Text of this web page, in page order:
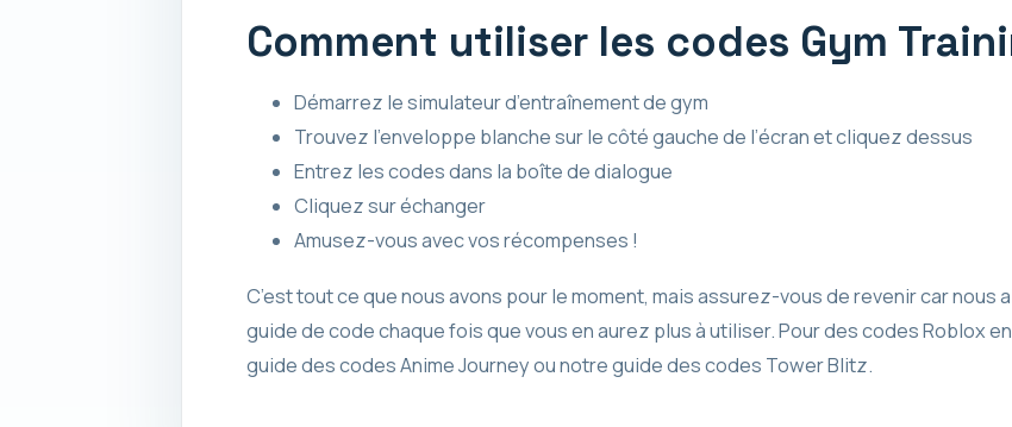
Comment utiliser les codes Gym
Démarrez le simulateur d’entraînement de gym
Trouvez l’enveloppe blanche sur le côté gauche de l’écran et cliquez dessus
Entrez les codes dans la boîte de dialogue
Cliquez sur échanger
Amusez-vous avec vos récompenses !
C’est tout ce que nous avons pour le moment, mais assurez-vous de revenir car
guide de code chaque fois que vous en aurez plus à utiliser. Pour des codes Roblox
guide des codes Anime Journey ou notre guide des codes Tower Blitz.